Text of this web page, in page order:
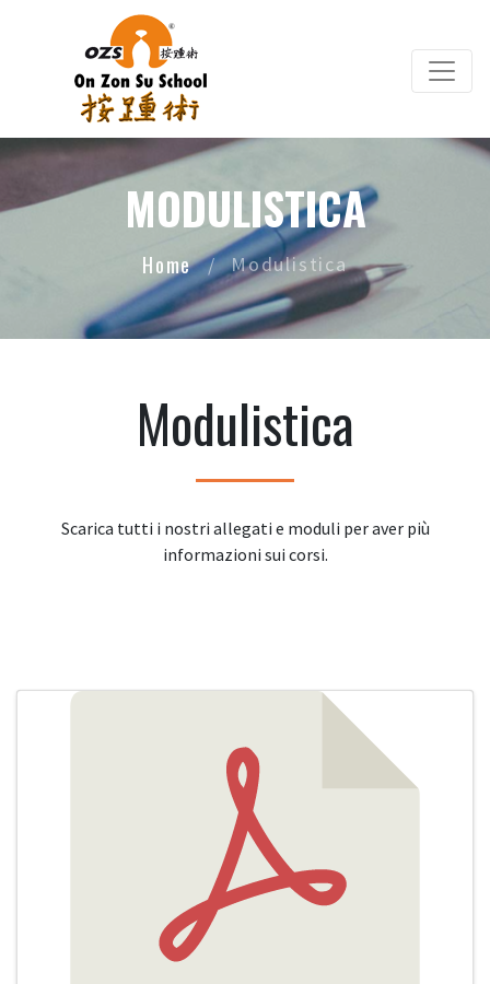
Salta al contenuto principale
MODULISTICA
Home Modulistica
Modulistica
Scarica tutti i nostri allegati e moduli per aver più
informazioni sui corsi.